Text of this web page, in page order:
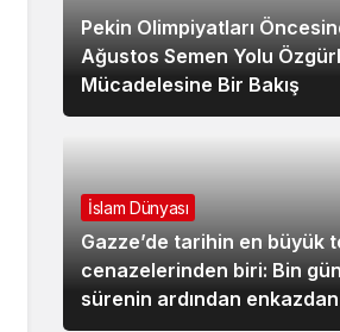
Pekin Olimpiyatları
Ağustos Semen Yolu
Mücadelesine Bir Bakış
İslam Dünyası
Gazze’de tarihin en büyük
cenazelerinden biri: Bin
sürenin ardından enkazdan
112 şehit toprağa verildi